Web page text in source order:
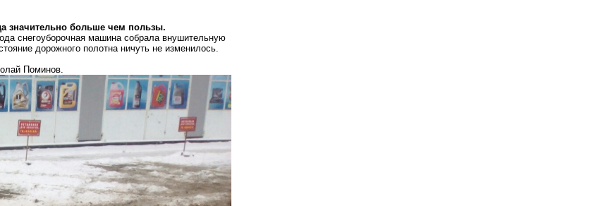
значительно больше чем пользы.
снегоуборочная машина собрала внушительную
дорожного полотна ничуть не изменилось.
Поминов.